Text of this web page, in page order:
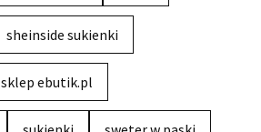
sheinside sukienki
sklep ebutik.pl